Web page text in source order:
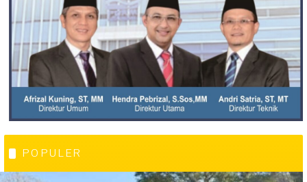
POPULER